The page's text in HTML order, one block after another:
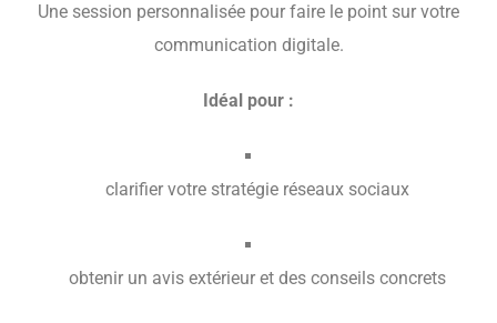
Une session personnalisée pour faire le point sur votre
communication digitale.
Idéal pour :
clarifier votre stratégie réseaux sociaux
obtenir un avis extérieur et des conseils concrets